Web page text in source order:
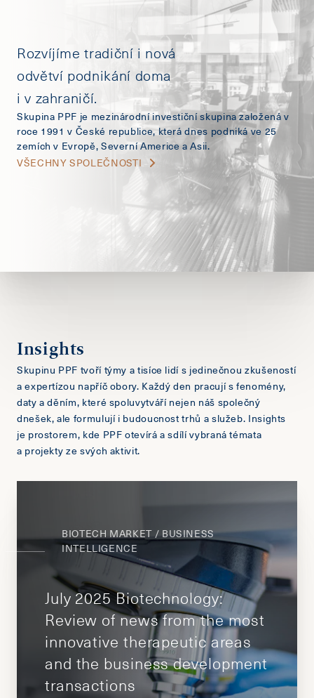
Rozvíjíme tradiční i nová
odvětví podnikání doma
i v zahraničí.
Skupina PPF je mezinárodní investiční skupina založená v
roce 1991 v České republice, která dnes podniká ve 25
zemích v Evropě, Severní Americe a Asii.
VŠECHNY SPOLEČNOSTI
Insights
Skupinu PPF tvoří týmy a tisíce lidí s jedinečnou zkušeností
a expertízou napříč obory. Každý den pracují s fenomény,
daty a děním, které spoluvytváří nejen náš společný
dnešek, ale formulují i budoucnost trhů a služeb. Insights
je prostorem, kde PPF otevírá a sdílí vybraná témata
a projekty ze svých aktivit.
BIOTECH MARKET / BUSINESS
INTELLIGENCE
July 2025 Biotechnology:
Review of news from the most
innovative therapeutic areas
and the business development
transactions